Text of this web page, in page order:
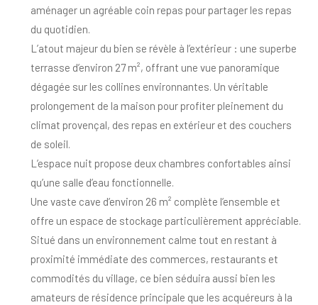
aménager un agréable coin repas pour partager les repas
du quotidien.
L’atout majeur du bien se révèle à l’extérieur : une superbe
terrasse d’environ 27 m², offrant une vue panoramique
dégagée sur les collines environnantes. Un véritable
prolongement de la maison pour profiter pleinement du
climat provençal, des repas en extérieur et des couchers
de soleil.
L’espace nuit propose deux chambres confortables ainsi
qu’une salle d’eau fonctionnelle.
Une vaste cave d’environ 26 m² complète l’ensemble et
offre un espace de stockage particulièrement appréciable.
Situé dans un environnement calme tout en restant à
proximité immédiate des commerces, restaurants et
commodités du village, ce bien séduira aussi bien les
amateurs de résidence principale que les acquéreurs à la